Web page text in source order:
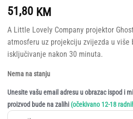
51,80 KM
A Little Lovely Company projektor
atmosferu uz projekciju zvijezda u više
isključivanje nakon 30 minuta.
Nema na stanju
Unesite vašu email adresu u obrazac ispod i
proizvod bude na zalihi (očekivano 12-18